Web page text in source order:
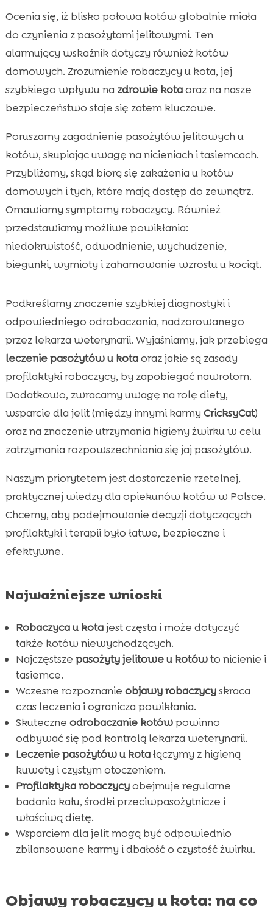
 Objawy robaczycy u kota: na co zwrócić
uwagę
 Przyczyny i drogi zakażenia pasożytami
jelitowymi
 Najczęstsze gatunki pasożytów u kotów
Diagnostyka weterynaryjna: jak potwierdzić
 robaczyca u kota
 Leczenie farmakologiczne: bezpieczne i
skuteczne odrobaczanie
 Profilaktyka: jak zapobiegać nawrotom
pasożytów
 Żywienie wspierające odporność i zdrowe
jelita
 CricksyCat dla zdrowego układu
Pielęgnacja i higiena: środowisko wolne od
pasożytów
higienie kota
Ryzyko dla ludzi: zoonozy i bezpieczeństwo
domowników
Specjalne przypadki: kocięta, koty starsze i
koty wychodzące
 Kiedy i jak współpracować z weterynarzem
 Wniosek
FAQ
Ocenia się, iż blisko połowa kotów globalnie miała
do czynienia z pasożytami jelitowymi. Ten
alarmujący wskaźnik dotyczy również kotów
domowych. Zrozumienie robaczycy u kota, jej
szybkiego wpływu na zdrowie kotaoraz na nasze
bezpieczeństwo staje się zatem kluczowe.
Poruszamy zagadnienie pasożytów jelitowych u
kotów, skupiając uwagę na nicieniach i tasiemcach.
Przybliżamy, skąd biorą się zakażenia u kotów
domowych i tych, które mają dostęp do zewnątrz.
Omawiamy symptomy robaczycy. Również
przedstawiamy możliwe powikłania:
niedokrwistość, odwodnienie, wychudzenie,
biegunki, wymioty i zahamowanie wzrostu u kociąt.
Podkreślamy znaczenie szybkiej diagnostyki i
odpowiedniego odrobaczania, nadzorowanego
przez lekarza weterynarii. Wyjaśniamy, jak przebiega
leczenie pasożytów u kotaoraz jakie są zasady
profilaktyki robaczycy, by zapobiegać nawrotom.
Dodatkowo, zwracamy uwagę na rolę diety,
wsparcie dla jelit (między innymi karmy CricksyCat)
oraz na znaczenie utrzymania higieny żwirku w celu
zatrzymania rozpowszechniania się jaj pasożytów.
Naszym priorytetem jest dostarczenie rzetelnej,
praktycznej wiedzy dla opiekunów kotów w Polsce.
Chcemy, aby podejmowanie decyzji dotyczących
profilaktyki i terapii było łatwe, bezpieczne i
efektywne.
Najważniejsze wnioski
Robaczyca u kotajest częsta i może dotyczyć
także kotów niewychodzących.
Najczęstsze pasożyty jelitowe u kotówto nicienie i
tasiemce.
Wczesne rozpoznanie objawy robaczycyskraca
czas leczenia i ogranicza powikłania.
Skuteczne odrobaczanie kotówpowinno
odbywać się pod kontrolą lekarza weterynarii.
Leczenie pasożytów u kotałączymy z higieną
kuwety i czystym otoczeniem.
Profilaktyka robaczycyobejmuje regularne
badania kału, środki przeciwpasożytnicze i
właściwą dietę.
Wsparciem dla jelit mogą być odpowiednio
zbilansowane karmy i dbałość o czystość żwirku.
Objawy robaczycy u kota: na co